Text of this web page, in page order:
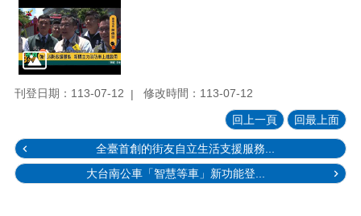
刊登日期：113-07-12 修改時間：113-07-12
回上一頁 回最上面
全臺首創的街友自立生活支援服務...
大台南公車「智慧等車」新功能登...